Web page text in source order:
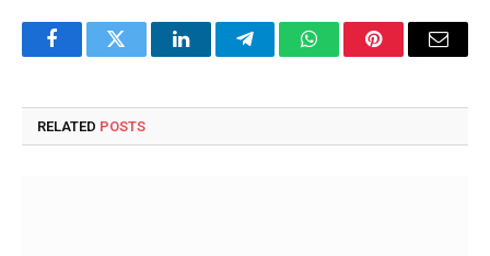
FacebookTwitter LinkedInTelegramWhatsAppPinterestEmail
RELATED POSTS